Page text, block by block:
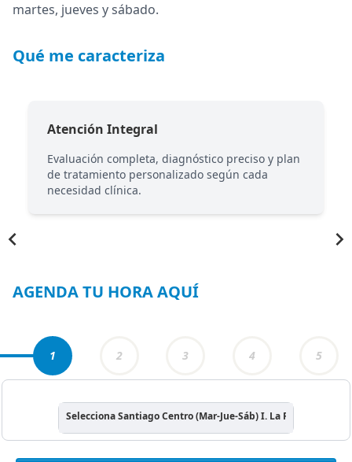
martes, jueves y sábado.
Qué me caracteriza
Atención Integral
Evaluación completa, diagnóstico preciso y plan
de tratamiento personalizado según cada
necesidad clínica.
AGENDA TU HORA AQUÍ
1 2 3 4 5
Selecciona Santiago Centro (Mar-Jue-Sáb) I. La Florida (Lun-